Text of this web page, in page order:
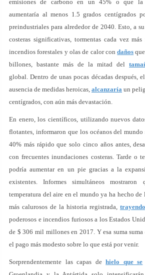
emisiones de carbono en un 45% o que la
aumentaría al menos 1.5 grados centígrados
preindustriales para alrededor de 2040. Esto, a
costeras significativas, tormentas cada vez más
incendios forestales y olas de calor condaños
billones, bastante más de la mitad del
global. Dentro de unas pocas décadas después,
ausencia de medidas heroicas, alcanzaría un
centígrados, con aún más devastación.
En enero, los científicos, utilizando nuevos
flotantes, informaron que los océanos del mundo
40% más rápido que solo cinco años antes,
con frecuentes inundaciones costeras. Tarde o
podría aumentar en un pie gracias a la
existentes. Informes simultáneos
temperatura del aire en el mundo ya ha hecho
más calurosos de la historia registrada, trayendo
poderosos e incendios furiosos a los Estados
de $ 306 mil millones en 2017. Y esa suma suma
el pago más modesto sobre lo que está por venir.
Sorprendentemente las capas dehielo que se